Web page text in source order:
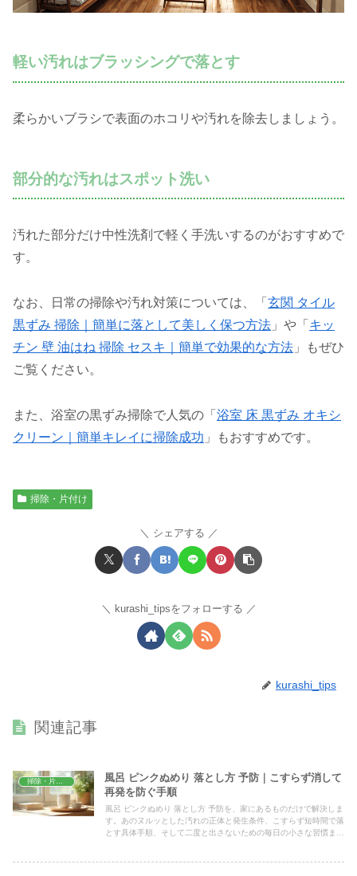
軽い汚れはブラッシングで落とす
柔らかいブラシで表面のホコリや汚れを除去しましょう。
部分的な汚れはスポット洗い
汚れた部分だけ中性洗剤で軽く手洗いするのがおすすめで
す。
なお、日常の掃除や汚れ対策については、「 玄関 タイル
黒ずみ 掃除｜簡単に落として美しく保つ方法 」や「 キッ
チン 壁 油はね 掃除 セスキ｜簡単で効果的な方法 」もぜひ
ご覧ください。
また、浴室の黒ずみ掃除で人気の「 浴室 床 黒ずみ オキシ
クリーン｜簡単キレイに掃除成功 」もおすすめです。
掃除・片付け
シェアする
kurashi_tipsをフォローする
kurashi_tips
関連記事
掃除・片付け
風呂 ピンクぬめり 落とし方 予防｜こすらず消して
再発を防ぐ手順
風呂 ピンクぬめり 落とし方 予防を、家にあるものだけで解決しま
す。あのヌルッとした汚れの正体と発生条件、こすらず短時間で落
とす具体手順、そして二度と出さないための毎日の小さな習慣ま